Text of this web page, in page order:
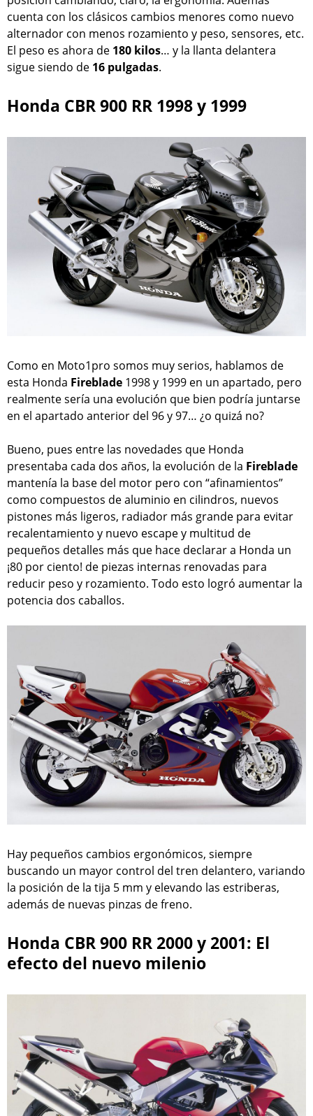
cuenta con los clásicos cambios menores como nuevo
alternador con menos rozamiento y peso, sensores, etc.
El peso es ahora de 180 kilos… y la llanta delantera
sigue siendo de 16 pulgadas.
Honda CBR 900 RR 1998 y 1999
Como en Moto1pro somos muy serios, hablamos de
esta Honda Fireblade 1998 y 1999 en un apartado, pero
realmente sería una evolución que bien podría juntarse
en el apartado anterior del 96 y 97… ¿o quizá no?
Bueno, pues entre las novedades que Honda
presentaba cada dos años, la evolución de la Fireblade
mantenía la base del motor pero con “afinamientos”
como compuestos de aluminio en cilindros, nuevos
pistones más ligeros, radiador más grande para evitar
recalentamiento y nuevo escape y multitud de
pequeños detalles más que hace declarar a Honda un
¡80 por ciento! de piezas internas renovadas para
reducir peso y rozamiento. Todo esto logró aumentar la
potencia dos caballos.
Hay pequeños cambios ergonómicos, siempre
buscando un mayor control del tren delantero, variando
la posición de la tija 5 mm y elevando las estriberas,
además de nuevas pinzas de freno.
Honda CBR 900 RR 2000 y 2001: El
efecto del nuevo milenio